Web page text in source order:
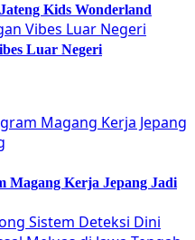
Kids Wonderland
Luar Negeri
Magang Kerja Jepang Jadi